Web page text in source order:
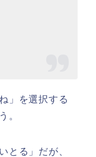
」を選択する
。
とる」だが、